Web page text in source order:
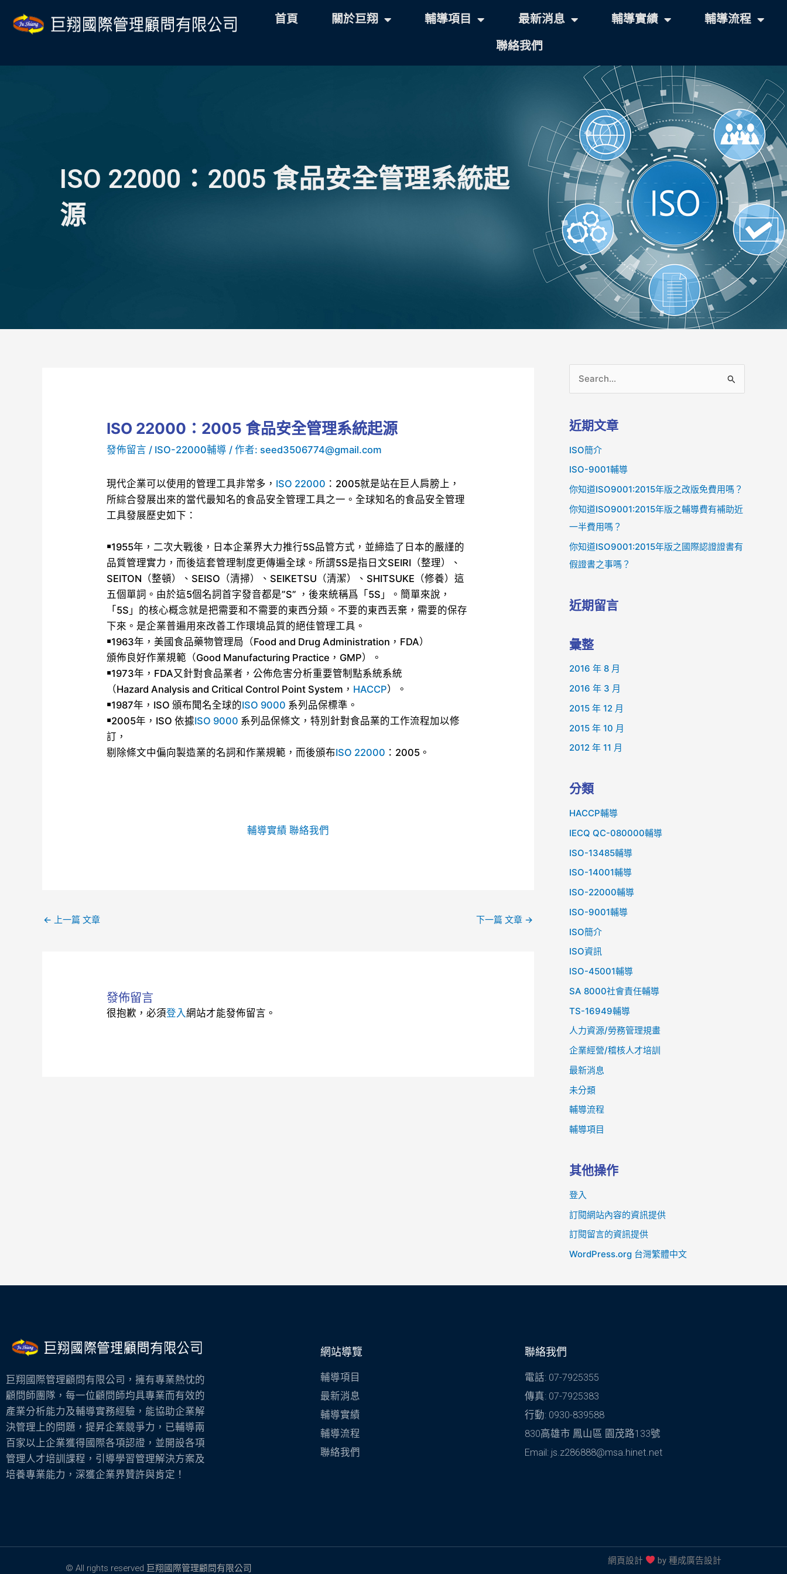
首頁 關於巨翔 輔導項目 最新消息 輔導實績
輔導流程
聯絡我們
ISO 22000：2005 食品安全管理系統起
源
ISO 22000：2005 食品安全管理系統起源
發佈留言 / ISO-22000輔導 / 作者: seed3506774@gmail.com
現代企業可以使用的管理工具非常多， ISO 22000 ：2005就是站在巨人肩膀上，
所綜合發展出來的當代最知名的食品安全管理工具之一。全球知名的食品安全管理
工具發展歷史如下：
￭1955年，二次大戰後，日本企業界大力推行5S品管方式，並締造了日本的嚴謹的
品質管理實力，而後這套管理制度更傳遍全球。所謂5S是指日文SEIRI（整理）、
SEITON（整頓）、SEISO（清掃）、SEIKETSU（清潔）、SHITSUKE（修養）這
五個單詞。由於這5個名詞首字發音都是”S” ，後來統稱爲「5S」。簡單來說，
「5S」的核心概念就是把需要和不需要的東西分類。不要的東西丟棄，需要的保存
下來。是企業普遍用來改善工作環境品質的絕佳管理工具。
￭1963年，美國食品藥物管理局（Food and Drug Administration，FDA）
頒佈良好作業規範（Good Manufacturing Practice，GMP）。
￭1973年，FDA又針對食品業者，公佈危害分析重要管制點系統系統
（Hazard Analysis and Critical Control Point System， HACCP）。
￭1987年，ISO 頒布聞名全球的ISO 9000 系列品保標準。
￭2005年，ISO 依據ISO 9000 系列品保條文，特別針對食品業的工作流程加以修
訂，
剔除條文中偏向製造業的名詞和作業規範，而後頒布ISO 22000 ：2005。
輔導實績 聯絡我們
navigation
← 上一篇 文章 下一篇 文章 →
發佈留言
很抱歉，必須登入網站才能發佈留言。
關
鍵
字
:
近期文章
ISO簡介
ISO-9001輔導
你知道ISO9001:2015年版之改版免費用嗎？
你知道ISO9001:2015年版之輔導費有補助近
一半費用嗎？
你知道ISO9001:2015年版之國際認證證書有
假證書之事嗎？
近期留言
彙整
2016 年 8 月
2016 年 3 月
2015 年 12 月
2015 年 10 月
2012 年 11 月
分類
HACCP輔導
IECQ QC-080000輔導
ISO-13485輔導
ISO-14001輔導
ISO-22000輔導
ISO-9001輔導
ISO簡介
ISO資訊
lSO-45001輔導
SA 8000社會責任輔導
TS-16949輔導
人力資源/勞務管理規畫
企業經營/稽核人才培訓
最新消息
未分類
輔導流程
輔導項目
其他操作
登入
訂閱網站內容的資訊提供
訂閱留言的資訊提供
WordPress.org 台灣繁體中文
巨翔國際管理顧問有限公司，擁有專業熱忱的
顧問師團隊，每一位顧問師均具專業而有效的
產業分析能力及輔導實務經驗，能協助企業解
決管理上的問題，提昇企業競爭力，已輔導兩
百家以上企業獲得國際各項認證，並開設各項
管理人才培訓課程，引導學習管理解決方案及
培養專業能力，深獲企業界贊許與肯定！
網站導覽
輔導項目
最新消息
輔導實績
輔導流程
聯絡我們
聯絡我們
電話: 07-7925355
傳真: 07-7925383
行動: 0930-839588
830高雄市 鳳山區 園茂路133號
Email: js.z286888@msa.hinet.net
© All rights reserved 巨翔國際管理顧問有限公司
網頁設計 by 種成廣告設計